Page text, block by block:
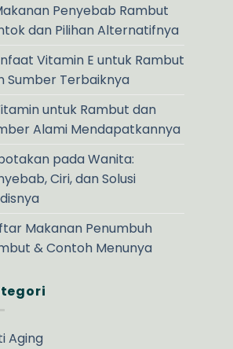
Penyebab Rambut
dan Pilihan Alternatifnya
Vitamin E untuk Rambut
Sumber Terbaiknya
untuk Rambut dan
Alami Mendapatkannya
pada Wanita:
Ciri, dan Solusi
Makanan Penumbuh
& Contoh Menunya
Aging